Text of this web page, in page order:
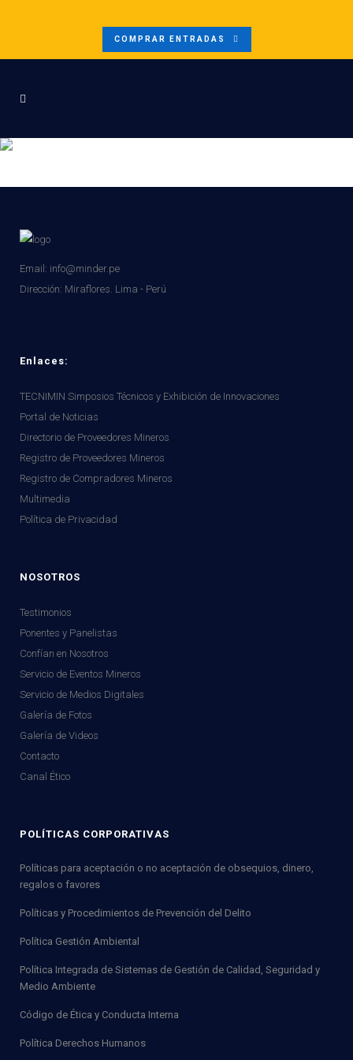
COMPRAR ENTRADAS
Email: info@minder.pe
Dirección: Miraflores. Lima - Perú
Enlaces:
TECNIMIN Simposios Técnicos y Exhibición de Innovaciones
Portal de Noticias
Directorio de Proveedores Mineros
Registro de Proveedores Mineros
Registro de Compradores Mineros
Multimedia
Política de Privacidad
NOSOTROS
Testimonios
Ponentes y Panelistas
Confían en Nosotros
Servicio de Eventos Mineros
Servicio de Medios Digitales
Galería de Fotos
Galería de Videos
Contacto
Canal Ético
POLÍTICAS CORPORATIVAS
Políticas para aceptación o no aceptación de obsequios, dinero,
regalos o favores
Políticas y Procedimientos de Prevención del Delito
Política Gestión Ambiental
Política Integrada de Sistemas de Gestión de Calidad, Seguridad y
Medio Ambiente
Código de Ética y Conducta Interna
Política Derechos Humanos